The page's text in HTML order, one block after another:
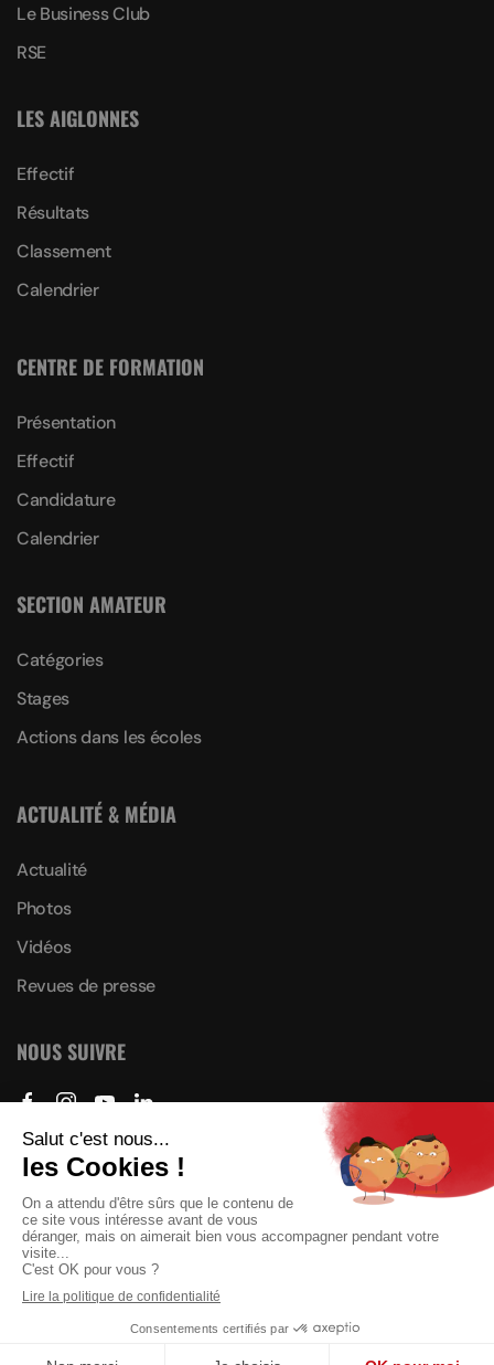
Le Business Club
RSE
LES AIGLONNES
Effectif
Résultats
Classement
Calendrier
CENTRE DE FORMATION
Présentation
Effectif
Candidature
Calendrier
SECTION AMATEUR
Catégories
Stages
Actions dans les écoles
ACTUALITÉ & MÉDIA
Actualité
Photos
Vidéos
Revues de presse
NOUS SUIVRE
Plan du site
Mention légales & Politique de confidentialité